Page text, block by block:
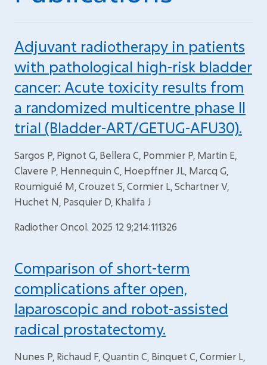
Adjuvant radiotherapy in patients
with pathological high-risk bladder
cancer: Acute toxicity results from
a randomized multicentre phase II
trial (Bladder-ART/GETUG-AFU30).
Sargos P, Pignot G, Bellera C, Pommier P, Martin E,
Clavere P, Hennequin C, Hoepffner JL, Marcq G,
Roumiguié M, Crouzet S, Cormier L, Schartner V,
Huchet N, Pasquier D, Khalifa J
Radiother Oncol. 2025 12 9;214:111326
Comparison of short-term
complications after open,
laparoscopic and robot-assisted
radical prostatectomy.
Nunes P, Richaud F, Quantin C, Binquet C, Cormier L,